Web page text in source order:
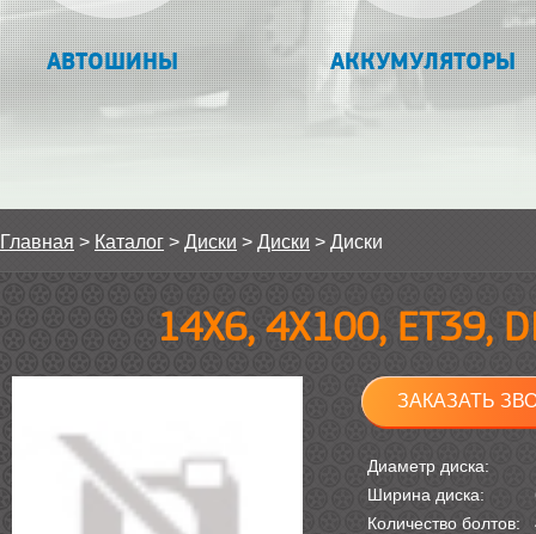
АВТОШИНЫ АККУМУЛЯТОРЫ
Главная > Каталог > Диски > Диски > Диски
14Х6, 4Х100, ET39,
ЗАКАЗАТЬ
Диаметр диска:
Ширина диска:
Количество болтов: